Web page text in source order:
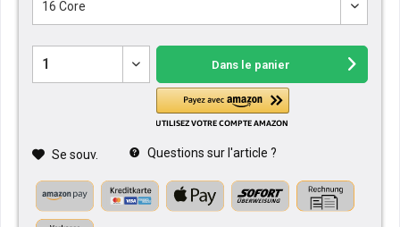
Dans le panier
Se souv. Questions sur l'article ?